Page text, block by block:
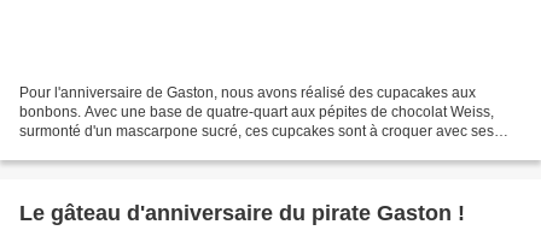
Pour l'anniversaire de Gaston, nous avons réalisé des cupacakes aux
bonbons. Avec une base de quatre-quart aux pépites de chocolat Weiss,
surmonté d'un mascarpone sucré, ces cupcakes sont à croquer avec ses
Le gâteau d'anniversaire du pirate Gaston !